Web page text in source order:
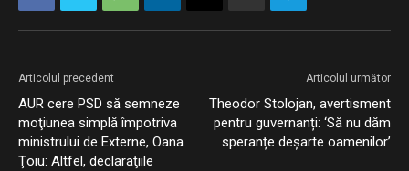
Articolul precedent
AUR cere PSD să semneze
moţiunea simplă împotriva
ministrului de Externe, Oana
Ţoiu: Altfel, declaraţiile
Articolul următor
Theodor Stolojan, avertisment
pentru guvernanți: ‘Să nu dăm
speranțe deșarte oamenilor’